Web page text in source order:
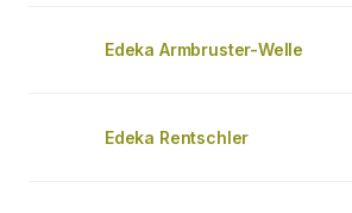
Edeka Armbruster-Welle
Edeka Rentschler